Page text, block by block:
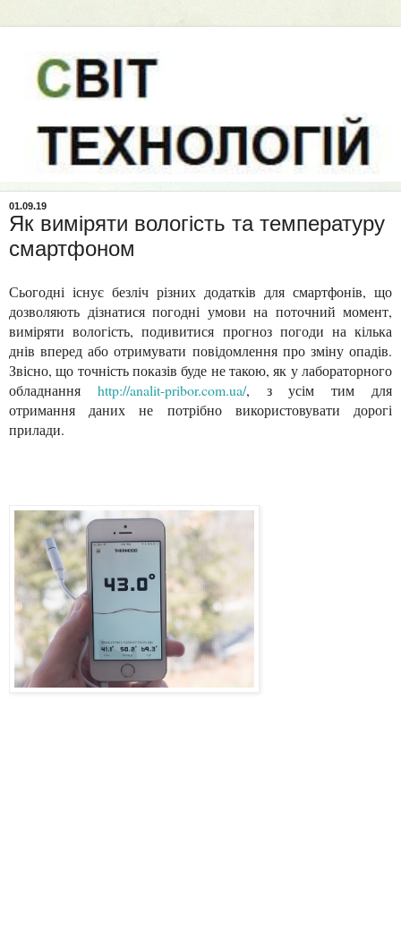
01.09.19
Як виміряти вологість та температуру
смартфоном
Сьогодні існує безліч різних додатків для смартфонів, що
дозволяють дізнатися погодні умови на поточний момент,
виміряти вологість, подивитися прогноз погоди на кілька
днів вперед або отримувати повідомлення про зміну опадів.
Звісно, що точність показів буде не такою, як у лабораторного
обладнання http://analit-pribor.com.ua/, з усім тим для
отримання даних не потрібно використовувати дорогі
прилади.